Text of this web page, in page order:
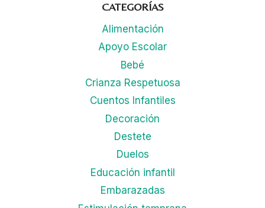
CATEGORÍAS
Alimentación
Apoyo Escolar
Bebé
Crianza Respetuosa
Cuentos Infantiles
Decoración
Destete
Duelos
Educación infantil
Embarazadas